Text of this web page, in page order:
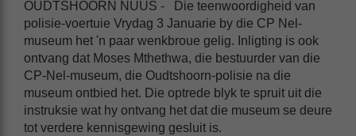
OUDTSHOORN NUUS - Die teenwoordigheid van
polisie-voertuie Vrydag 3 Januarie by die CP Nel-
museum het 'n paar wenkbroue gelig. Inligting is ook
ontvang dat Moses Mthethwa, die bestuurder van die
CP-Nel-museum, die Oudtshoorn-polisie na die
museum ontbied het. Die optrede blyk te spruit uit die
instruksie wat hy ontvang het dat die museum se deure
tot verdere kennisgewing gesluit is.